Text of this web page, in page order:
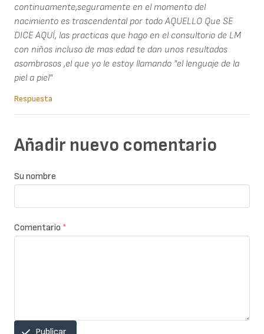
continuamente,seguramente en el momento del
nacimiento es trascendental por todo AQUELLO Que SE
DICE AQUÍ, las practicas que hago en el consultorio de LM
con niños incluso de mas edad te dan unos resultados
asombrosos ,el que yo le estoy llamando "el lenguaje de la
piel a piel"
Respuesta
Añadir nuevo comentario
Su nombre
Comentario *